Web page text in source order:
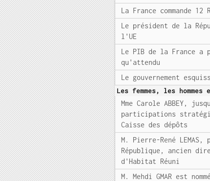
La France commande
Le président de la
l'UE
Le PIB de la France a
qu'attendu
Le gouvernement
Les femmes, les
Mme Carole ABBEY,
participations
Caisse des dépôts
M. Pierre-René
République, ancien
d'Habitat Réuni
M. Mehdi GMAR est